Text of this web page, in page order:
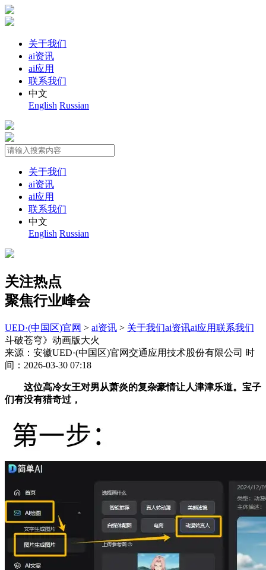
关于我们
ai资讯
ai应用
联系我们
中文
English Russian
关于我们
ai资讯
ai应用
联系我们
中文
English Russian
关注热点
聚焦行业峰会
UED·(中国区)官网 > ai资讯 > 关于我们ai资讯ai应用联系我们
斗破苍穹》动画版大火
来源：安徽UED·(中国区)官网交通应用技术股份有限公司 时
间：2026-03-30 07:18
这位高冷女王对男从萧炎的复杂豪情让人津津乐道。宝子
们有没有猎奇过，